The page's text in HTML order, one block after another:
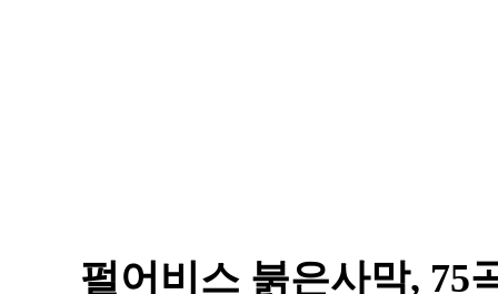
펄어비스 붉은사막, 75